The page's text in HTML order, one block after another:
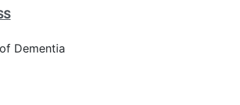
Dementia